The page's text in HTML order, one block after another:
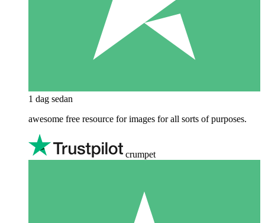
1 dag sedan
awesome free resource for images for all sorts of purposes.
crumpet